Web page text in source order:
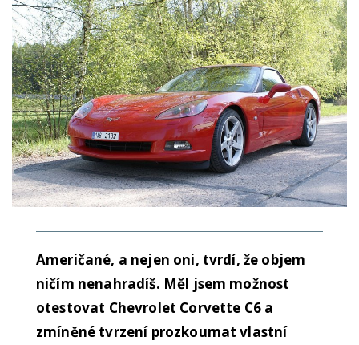
Američané, a nejen oni, tvrdí, že objem
ničím nenahradíš. Měl jsem možnost
otestovat Chevrolet Corvette C6 a
zmíněné tvrzení prozkoumat vlastní